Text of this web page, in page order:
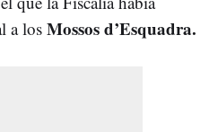
a losMossos d’Esquadra.